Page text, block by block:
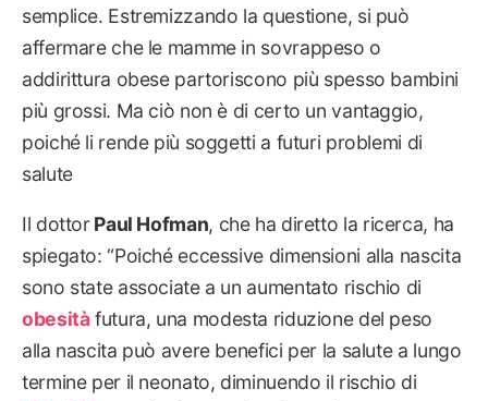
semplice. Estremizzando la questione, si può
affermare che le mamme in sovrappeso o
addirittura obese partoriscono più spesso bambini
più grossi. Ma ciò non è di certo un vantaggio,
poiché li rende più soggetti a futuri problemi di
salute
Il dottor Paul Hofman, che ha diretto la ricerca, ha
spiegato: “Poiché eccessive dimensioni alla nascita
sono state associate a un aumentato rischio di
obesitàfutura, una modesta riduzione del peso
alla nascita può avere benefici per la salute a lungo
termine per il neonato, diminuendo il rischio di